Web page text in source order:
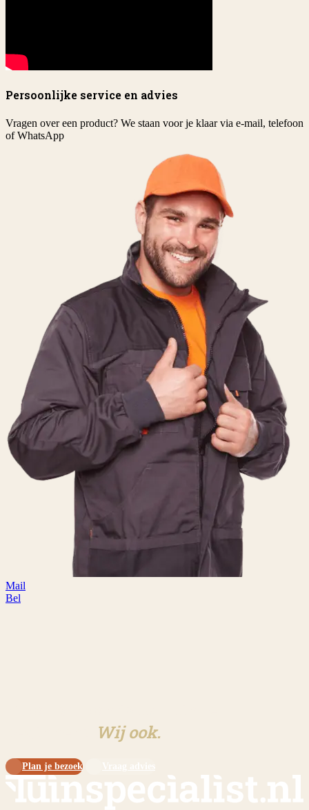
Persoonlijke service en advies
Vragen over een product? We staan voor je klaar via e-mail, telefoon
of WhatsApp
Mail
Bel
Wij ook.
Plan je bezoek Vraag advies